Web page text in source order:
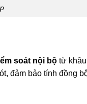
soát nội bộ từ
đảm bảo tính đồng